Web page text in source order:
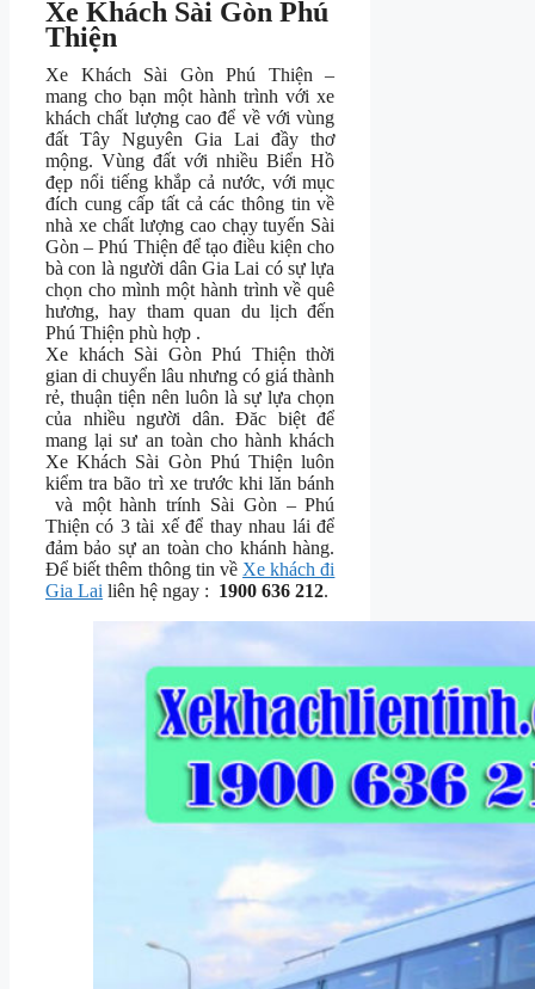
Xe Khách Sài Gòn Phú
Thiện
Xe Khách Sài Gòn Phú Thiện –
mang cho bạn một hành trình với xe
khách chất lượng cao để về với vùng
đất Tây Nguyên Gia Lai đầy thơ
mộng. Vùng đất với nhiều Biển Hồ
đẹp nổi tiếng khắp cả nước, với mục
đích cung cấp tất cả các thông tin về
nhà xe chất lượng cao chạy tuyến Sài
Gòn – Phú Thiện để tạo điều kiện cho
bà con là người dân Gia Lai có sự lựa
chọn cho mình một hành trình về quê
hương, hay tham quan du lịch đến
Phú Thiện phù hợp .
Xe khách Sài Gòn Phú Thiện thời
gian di chuyển lâu nhưng có giá thành
rẻ, thuận tiện nên luôn là sự lựa chọn
của nhiều người dân. Đăc biệt để
mang lại sư an toàn cho hành khách
Xe Khách Sài Gòn Phú Thiện luôn
kiểm tra bão trì xe trước khi lăn bánh
và một hành trính Sài Gòn – Phú
Thiện có 3 tài xế để thay nhau lái để
đảm bảo sự an toàn cho khánh hàng.
Để biết thêm thông tin về Xe khách đi
Gia Lai liên hệ ngay : 1900 636 212.